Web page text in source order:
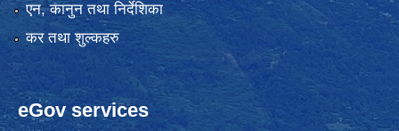
एन, कानुन तथा निर्देशिका
कर तथा शुल्कहरु
eGov services